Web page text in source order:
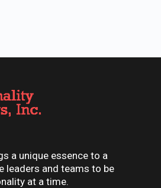
a unique essence to a
leaders and teams to be
at a time.